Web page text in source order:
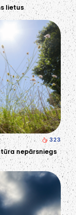
lietus
323
nepārsniegs